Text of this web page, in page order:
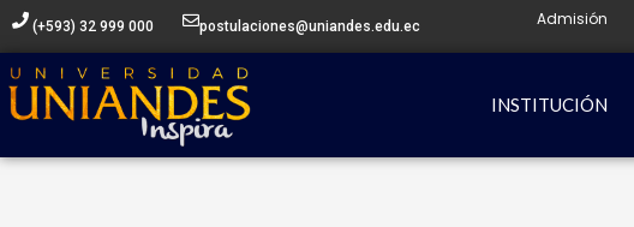
contenido
(+593) 32 999 000 postulaciones@uniandes.edu.ec Admisión
INSTITUCIÓN